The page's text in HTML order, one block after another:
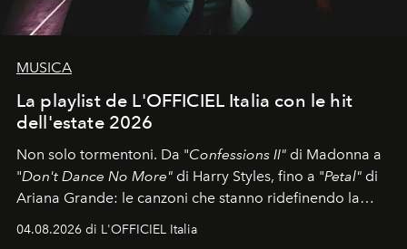
MUSICA
La playlist de L'OFFICIEL Italia con le hit
dell'estate 2026
Non solo tormentoni. Da "Confessions II" di Madonna a
"Don't Dance No More" di Harry Styles, fino a "Petal" di
Ariana Grande: le canzoni che stanno ridefinendo la
04.08.2026 di L'OFFICIEL Italia